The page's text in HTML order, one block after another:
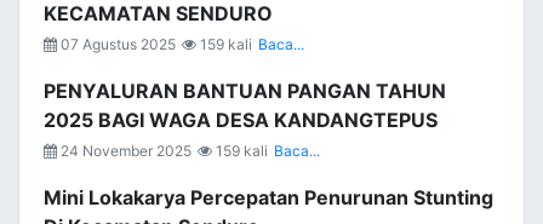
KECAMATAN SENDURO
07 Agustus 2025 159 kali Baca...
PENYALURAN BANTUAN PANGAN TAHUN
2025 BAGI WAGA DESA KANDANGTEPUS
24 November 2025 159 kali Baca...
Mini Lokakarya Percepatan Penurunan Stunting